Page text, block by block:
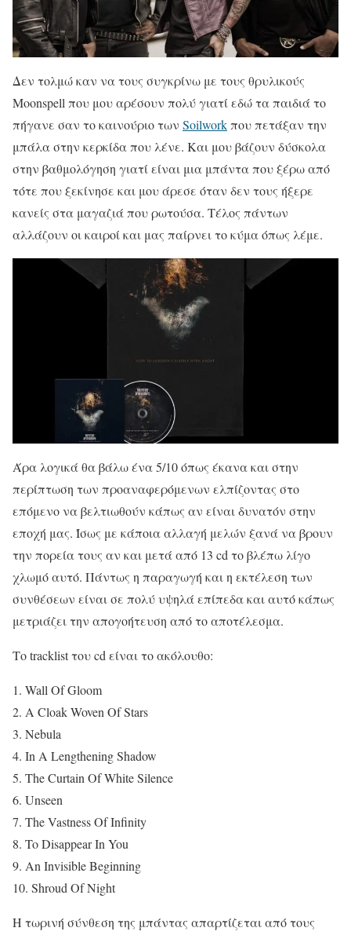
Δεν τολμώ καν να τους συγκρίνω με τους θρυλικούς
Moonspell που μου αρέσουν πολύ γιατί εδώ τα παιδιά το
πήγανε σαν το καινούριο των Soilworkπου πετάξαν την
μπάλα στην κερκίδα που λένε. Και μου βάζουν δύσκολα
στην βαθμολόγηση γιατί είναι μια μπάντα που ξέρω από
τότε που ξεκίνησε και μου άρεσε όταν δεν τους ήξερε
κανείς στα μαγαζιά που ρωτούσα. Τέλος πάντων
αλλάζουν οι καιροί και μας παίρνει το κύμα όπως λέμε.
Άρα λογικά θα βάλω ένα 5/10 όπως έκανα και στην
περίπτωση των προαναφερόμενων ελπίζοντας στο
επόμενο να βελτιωθούν κάπως αν είναι δυνατόν στην
εποχή μας. Ίσως με κάποια αλλαγή μελών ξανά να βρουν
την πορεία τους αν και μετά από 13 cd το βλέπω λίγο
χλωμό αυτό. Πάντως η παραγωγή και η εκτέλεση των
συνθέσεων είναι σε πολύ υψηλά επίπεδα και αυτό κάπως
μετριάζει την απογοήτευση από το αποτέλεσμα.
Το tracklist του cd είναι το ακόλουθο:
1. Wall Of Gloom
2. A Cloak Woven Of Stars
3. Nebula
4. In A Lengthening Shadow
5. The Curtain Of White Silence
6. Unseen
7. The Vastness Of Infinity
8. To Disappear In You
9. An Invisible Beginning
10. Shroud Of Night
Η τωρινή σύνθεση της μπάντας απαρτίζεται από τους